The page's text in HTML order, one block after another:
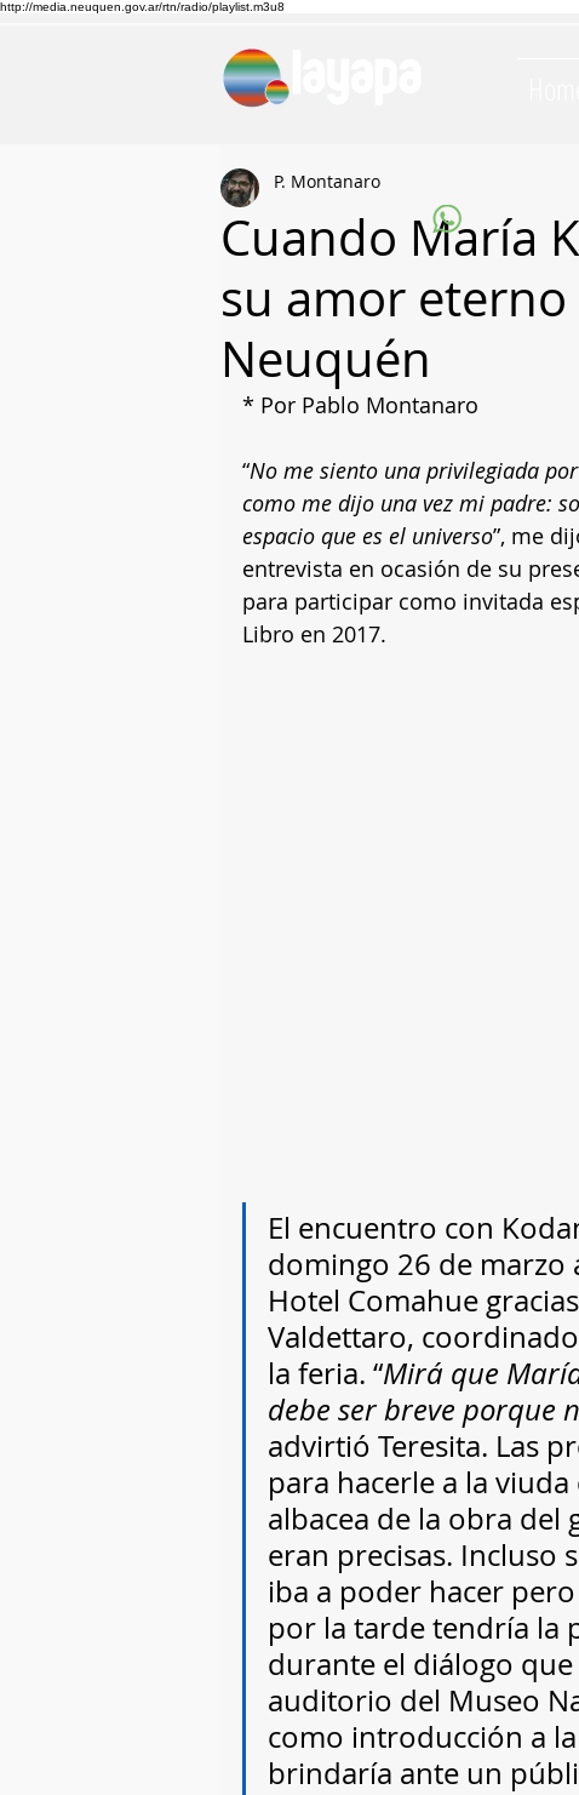
http://media.neuquen.gov.ar/rtn/radio/playlist.m3u8
Cuando María
su amor
Neuquén
P. Montanaro
* Por Pablo Montanaro
“No me siento una privilegiada
como me dijo una vez mi padre:
espacio que es el universo”, me
entrevista en ocasión de su
para participar como invitada
Libro en 2017.
El encuentro con
domingo 26 de marzo
Hotel Comahue
Valdettaro,
la feria. “Mirá que
debe ser breve porque
advirtió Teresita. Las
para hacerle a la viuda
albacea de la obra
eran precisas. Incluso
iba a poder hacer
por la tarde tendría la
durante el diálogo
auditorio del Museo
como introducción a
brindaría ante un